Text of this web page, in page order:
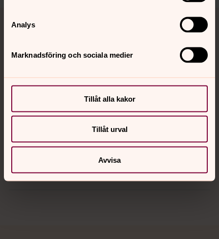
Analys
Marknadsföring och sociala medier
Tillåt alla kakor
Tillåt urval
Avvisa
Kontakt
Sociala kanaler